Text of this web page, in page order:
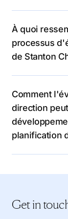
À quoi
processus
de Stanton
Outils
Notre boîte à
psychométriques
tests de capacité
Comment
direction
planification
Get in